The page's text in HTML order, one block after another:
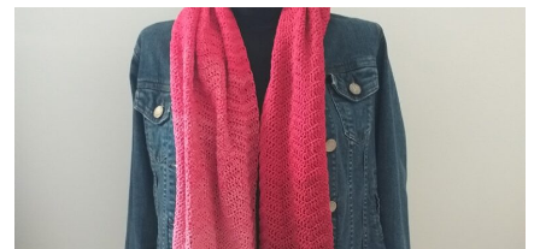
Opfrisbeurtje